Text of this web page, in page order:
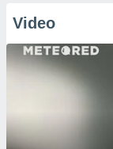
Video